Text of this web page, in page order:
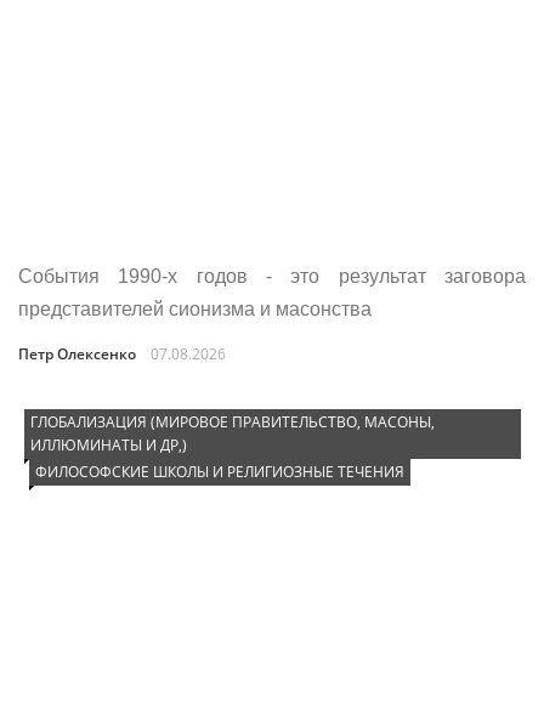
События 1990‑х годов - это результат заговора
представителей сионизма и масонства
Петр Олексенко 07.08.2026
ГЛОБАЛИЗАЦИЯ (МИРОВОЕ ПРАВИТЕЛЬСТВО, МАСОНЫ,
ИЛЛЮМИНАТЫ И ДР,)
ФИЛОСОФСКИЕ ШКОЛЫ И РЕЛИГИОЗНЫЕ ТЕЧЕНИЯ